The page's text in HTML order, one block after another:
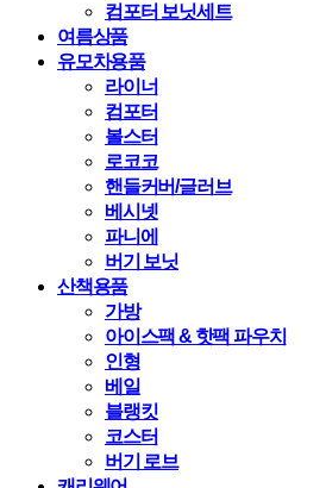
컴포터 보닛세트
여름상품
유모차용품
라이너
컴포터
볼스터
로코코
핸들커버/글러브
베시넷
파니에
버기 보닛
산책용품
가방
아이스팩 & 핫팩 파우치
인형
베일
블랭킷
코스터
버기 로브